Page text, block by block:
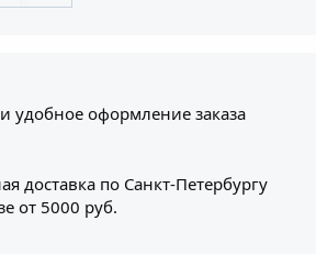
удобное оформление заказа
доставка по Санкт-Петербургу
от 5000 руб.